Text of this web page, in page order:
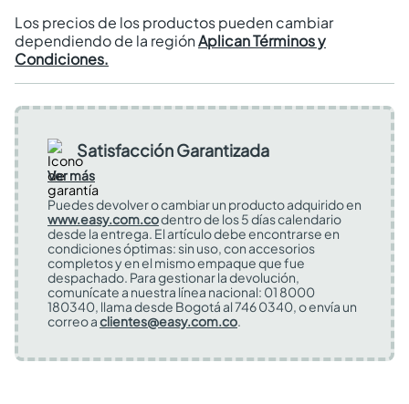
Los precios de los productos pueden cambiar
dependiendo de la regiónAplican Términos y
Condiciones.
Satisfacción Garantizada
Ver más
Puedes devolver o cambiar un producto adquirido en
www.easy.com.codentro de los 5 días calendario
desde la entrega. El artículo debe encontrarse en
condiciones óptimas: sin uso, con accesorios
completos y en el mismo empaque que fue
despachado. Para gestionar la devolución,
comunícate a nuestra línea nacional: 01 8000
180340, llama desde Bogotá al 746 0340, o envía un
correo aclientes@easy.com.co.